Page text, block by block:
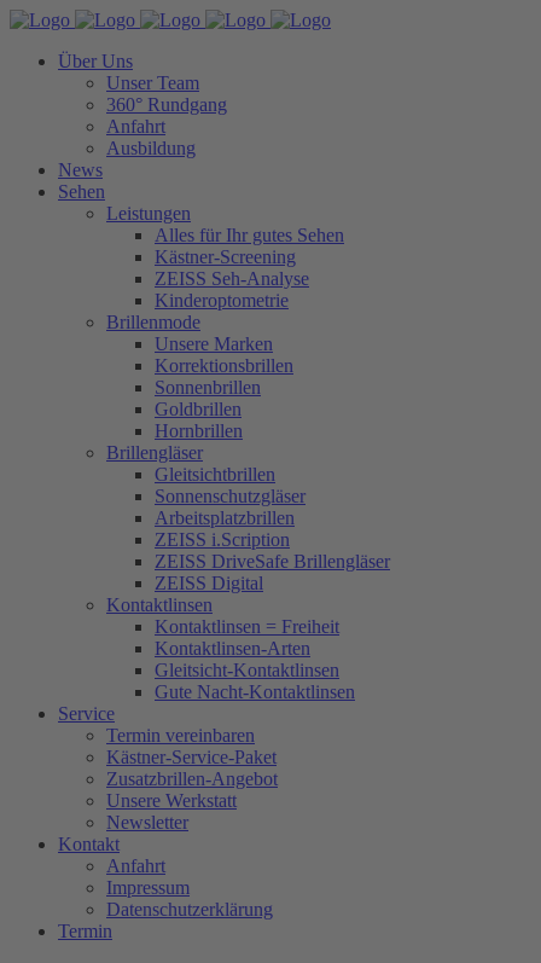
Über Uns
Unser Team
360° Rundgang
Anfahrt
Ausbildung
News
Sehen
Leistungen
Alles für Ihr gutes Sehen
Kästner-Screening
ZEISS Seh-Analyse
Kinderoptometrie
Brillenmode
Unsere Marken
Korrektionsbrillen
Sonnenbrillen
Goldbrillen
Hornbrillen
Brillengläser
Gleitsichtbrillen
Sonnenschutzgläser
Arbeitsplatzbrillen
ZEISS i.Scription
ZEISS DriveSafe Brillengläser
ZEISS Digital
Kontaktlinsen
Kontaktlinsen = Freiheit
Kontaktlinsen-Arten
Gleitsicht-Kontaktlinsen
Gute Nacht-Kontaktlinsen
Service
Termin vereinbaren
Kästner-Service-Paket
Zusatzbrillen-Angebot
Unsere Werkstatt
Newsletter
Kontakt
Anfahrt
Impressum
Datenschutzerklärung
Termin